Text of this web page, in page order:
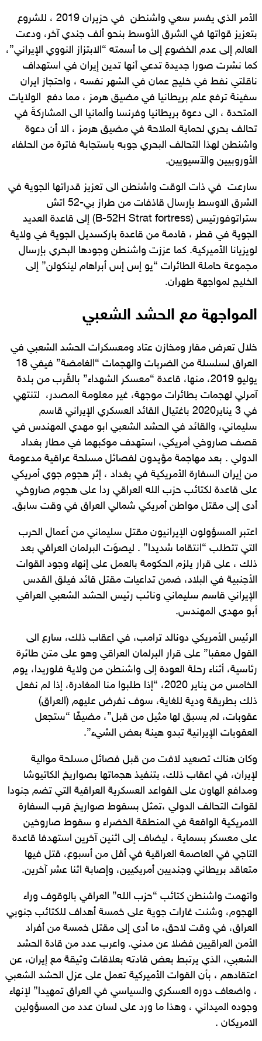
الأمر الذي يفسر سعي واشنطن في حزيران 2019 ، للشروع
بتعزيز قواتها في الشرق الأوسط بنحو ألف جندي آخر، ودعت
العالم إلى عدم الخضوع إلى ما أسمته “الابتزاز النووي الإيراني”،
كما نشرت صورا جديدة تدعي أنها تدين إيران في استهداف
ناقلتي نفط في خليج عمان في الشهر نفسه ، واحتجاز ايران
سفينة ترفع علم بريطانيا في مضيق هرمز ، مما دفع الولايات
المتحدة ، الى دعوة بريطانيا وفرنسا وألمانيا الى المشاركةَ في
تحالف بحري لحماية الملاحة في مضيق هرمز ، الا أن دعوة
واشنطن لهذا التحالف البحري جوبه باستجابة فاترة من الحلفاء
الأوروبيين والآسيويين.
سارعت في ذات الوقت واشنطن الى تعزيز قدراتها الجوية في
الشرق الاوسط بإرسال قاذفات من طراز بي-52 اتش
ستراتوفورتيس (B-52H Strat fortress) إلى قاعدة العديد
الجوية في قطر ، قادمة من قاعدة باركسديل الجوية في ولاية
لويزيانا الأميركية. كما عززت واشنطن وجودها البحري بإرسال
مجموعة حاملة الطائرات “يو إس إس أبراهام لينكولن” إلى
الخليج لمواجهة طهران.
المواجهة مع الحشد الشعبي
خلال تعرض مقار ومخازن عتاد ومعسكرات الحشد الشعبي في
العراق لسلسلة من الضربات والهجمات “الغامضة” فيفي 18
يوليو 2019، منها، قاعدة “معسكر الشهداء” بالقُرب من بلدة
آمرلي لهجمات بطائرات موجهة، غير معلومة المصدر، لتنتهي
في 3 يناير2020 باغتيال القائد العسكري الإيراني قاسم
سليماني، والقائد في الحشد الشعبي ابو مهدي المهندس في
قصف صاروخي أمريكي، استهدف موكبهما في مطار بغداد
الدولي . بعد مهاجمة مؤيدون لفصائل مسلحة عراقية مدعومة
من إيران السفارة الأمريكية في بغداد ، إثر هجوم جوي أمريكي
على قاعدة لكتائب حزب الله العراقي ردا على هجوم صاروخي
أدى إلى مقتل مواطن أمريكي شمالي العراق في وقت سابق.
اعتبر المسؤولون الإيرانيون مقتل سليماني من أعمال الحرب
التي تتطلب “انتقاما شديدا” . ليصوَت البرلمان العراقي بعد
ذلك ، على قرار يلزم الحكومة بالعمل على إنهاء وجود القوات
الأجنبية في البلاد، ضمن تداعيات مقتل قائد فيلق القدس
الإيراني قاسم سليماني ونائب رئيس الحشد الشعبي العراقي
أبو مهدي المهندس.
الرئيس الأمريكي دونالد ترامب، في اعقاب ذلك، سارع الى
القول معقبا” على قرار البرلمان العراقي وهو على متن طائرة
رئاسية، أثناء رحلة العودة إلى واشنطن من ولاية فلوريدا، يوم
الخامس من يناير 2020، “إذا طلبوا منا المغادرة، إذا لم نفعل
ذلك بطريقة ودية للغاية، سوف نفرض عليهم (العراق)
عقوبات، لم يسبق لها مثيل من قبل”، مضيفًا “ستجعل
العقوبات الإيرانية تبدو هينة بعض الشيء”.
وكان هناك تصعيد لافت من قبل فصائل مسلحة موالية
لإيران، في اعقاب ذلك، بتنفيذ هجماتها بصواريخ الكاتيوشا
ومدافع الهاون على القواعد العسكرية العراقية التي تضم جنودا
لقوات التحالف الدولي ،تمثل بسقوط صواريخ قرب السفارة
الامريكية الواقعة في المنطقة الخضراء و سقوط صاروخين
على معسكر بسماية ، ليضاف إلى اثنين آخرين استهدفا قاعدة
التاجي في العاصمة العراقية في أقل من أسبوع، قتل فيها
متعاقد بريطاني وجنديين أمريكيين، وإصابة اثنا عشر آخرين.
واتهمت واشنطن كتائب “حزب الله” العراقي بالوقوف وراء
الهجوم، وشنت غارات جوية على خمسة أهداف للكتائب جنوبي
العراق، في وقت لاحق، ما أدى إلى مقتل خمسة من أفراد
الأمن العراقيين فضلا عن مدني. واعرب عدد من قادة الحشد
الشعبي، الذي يرتبط بعض قادته بعلاقات وثيقة مع إيران، عن
اعتقادهم ، بأن القوات الأميركية تعمل على عزل الحشد الشعبي
، واضعاف دوره العسكري والسياسي في العراق تمهيدا” لإنهاء
وجوده الميداني ، وهذا ما ورد على لسان عدد من المسؤولين
الامريكان .